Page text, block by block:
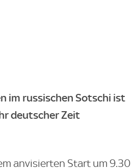
im russischen Sotschi ist
deutscher Zeit
anvisierten Start um 9.30